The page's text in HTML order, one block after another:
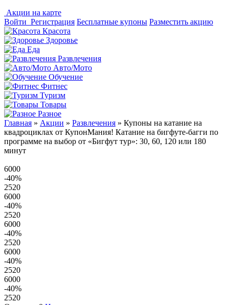
Акции на карте
Войти Регистрация Бесплатные купоны Разместить акцию
Красота
Здоровье
Еда
Развлечения
Авто/Мото
Обучение
Фитнес
Туризм
Товары
Разное
Главная » Акции » Развлечения » Купоны на катание на
квадроциклах от КупонМания! Катание на бигфуте-багги по
программе на выбор от «Бигфут тур»: 30, 60, 120 или 180
минут
6000
-40%
2520
6000
-40%
2520
6000
-40%
2520
6000
-40%
2520
6000
-40%
2520